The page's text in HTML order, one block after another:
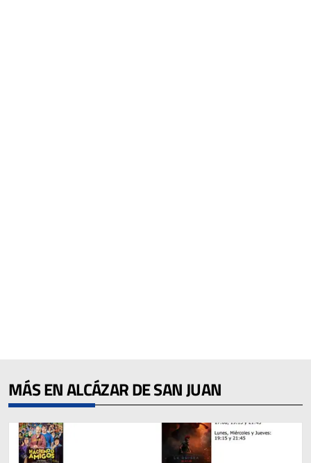
MÁS EN ALCÁZAR DE SAN JUAN